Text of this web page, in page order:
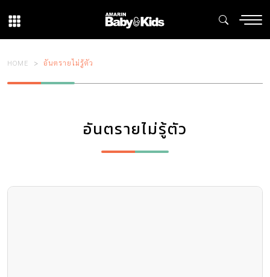
HOME อันตรายไม่รู้ตัว
อันตรายไม่รู้ตัว